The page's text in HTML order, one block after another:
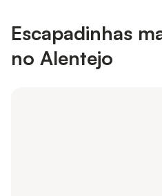
Escapadinhas
no Alentejo